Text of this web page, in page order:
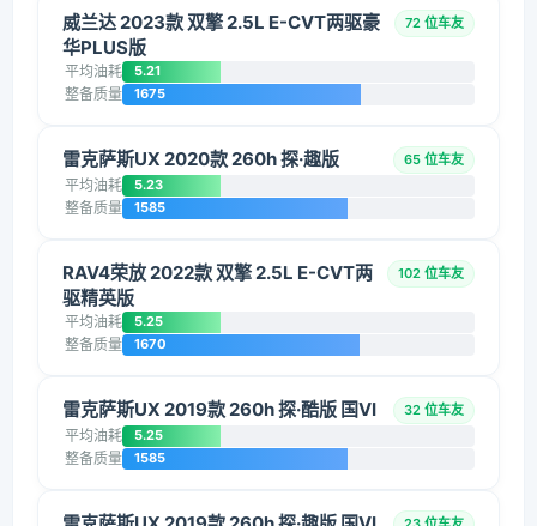
威兰达 2023款 双擎 2.5L E-CVT两驱豪
华PLUS版
72 位车友
平均油耗 5.21
整备质量 1675
雷克萨斯UX 2020款 260h 探·趣版 65 位车友
平均油耗 5.23
整备质量 1585
RAV4荣放 2022款 双擎 2.5L E-CVT两
驱精英版
102 位车友
平均油耗 5.25
整备质量 1670
雷克萨斯UX 2019款 260h 探·酷版 国VI 32 位车友
平均油耗 5.25
整备质量 1585